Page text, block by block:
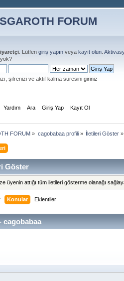
. Lütfen giriş yapın veya kayıt olun
yok?
şifrenizi ve aktif kalma süresini giriniz
Yardım Ara Giriş Yap Kayıt Ol
FORUM » cagobabaa profili» İletileri Göster»
Göster
üyenin attığı tüm iletileri gösterme olanağı
Konular Eklentiler
cagobabaa